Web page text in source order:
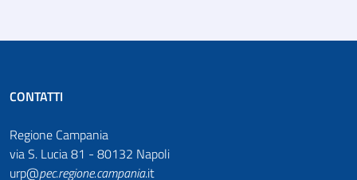
CONTATTI
Regione Campania
via S. Lucia 81 - 80132 Napoli
urp@pec.regione.campania.it